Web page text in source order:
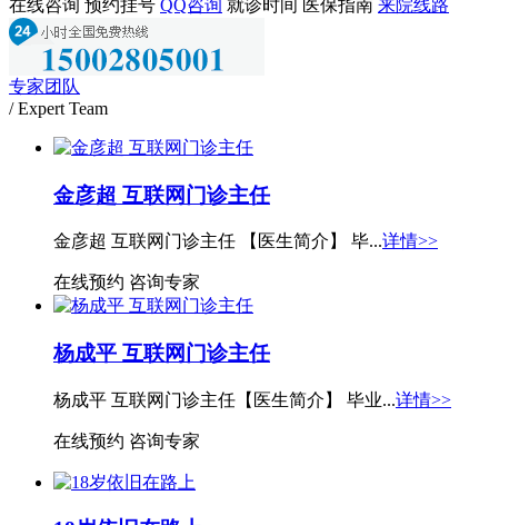
在线咨询 预约挂号 QQ咨询 就诊时间 医保指南 来院线路
专家团队
/ Expert Team
金彦超 互联网门诊主任
金彦超 互联网门诊主任 【医生简介】 毕...详情>>
在线预约 咨询专家
杨成平 互联网门诊主任
杨成平 互联网门诊主任【医生简介】 毕业...详情>>
在线预约 咨询专家